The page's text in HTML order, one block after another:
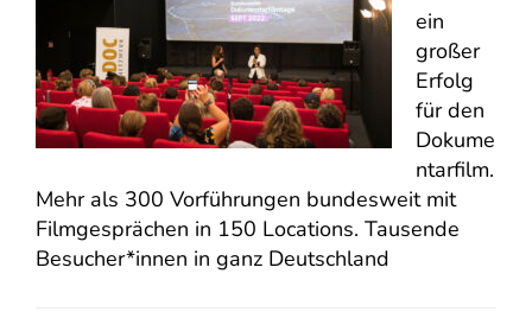
ein
großer
Erfolg
für den
Dokume
ntarfilm.
Mehr als 300 Vorführungen bundesweit mit
Filmgesprächen in 150 Locations. Tausende
Besucher*innen in ganz Deutschland